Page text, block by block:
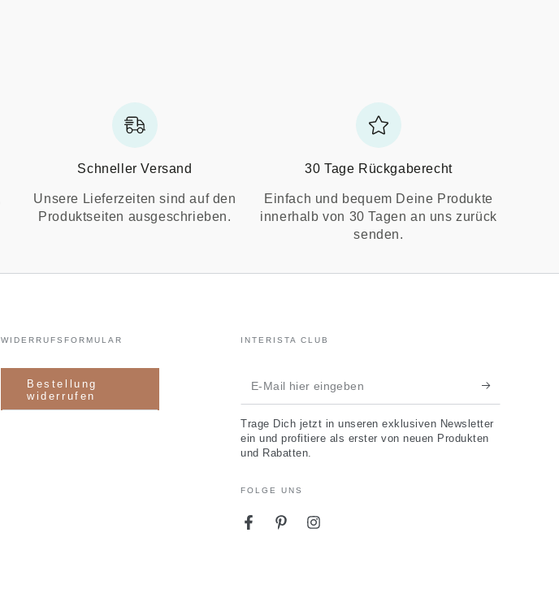
Schneller Versand
Unsere Lieferzeiten sind auf den
Produktseiten ausgeschrieben.
30 Tage Rückgaberecht
Einfach und bequem Deine Produkte
innerhalb von 30 Tagen an uns zurück
senden.
WIDERRUFSFORMULAR
Bestellung
widerrufen
INTERISTA CLUB
E-
Mail
hier
eingeben
Trage Dich jetzt in unseren exklusiven Newsletter
ein und profitiere als erster von neuen Produkten
und Rabatten.
FOLGE UNS
FacebookPinterestInstagram